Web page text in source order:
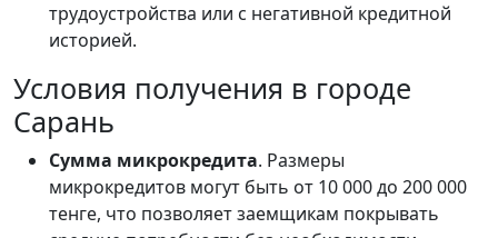
трудоустройства или с негативной кредитной
историей.
Условия получения в городе
Сарань
Сумма микрокредита. Размеры
микрокредитов могут быть от 10 000 до 200 000
тенге, что позволяет заемщикам покрывать